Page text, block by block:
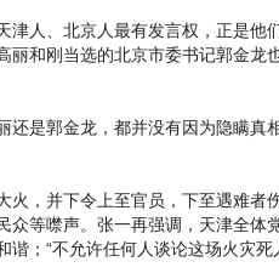
津人、北京人最有发言权，正是他
丽和刚当选的北京市委书记郭金龙
还是郭金龙，都并没有因为隐瞒真
火，并下令上至官员，下至遇难者
众等噤声。张一再强调，天津全体
谐；“不允许任何人谈论这场火灾